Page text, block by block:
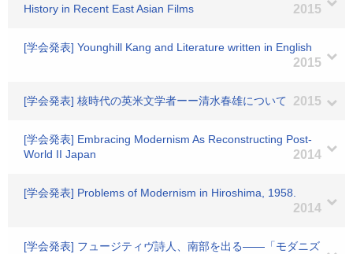
History in Recent East Asian Films 2015
[学会発表] Younghill Kang and Literature written in English
2015
[学会発表] 核時代の英米文学者ーー清水春雄について 2015
[学会発表] Embracing Modernism As Reconstructing Post-
World II Japan
2014
[学会発表] Problems of Modernism in Hiroshima, 1958.
2014
[学会発表] フュージティヴ詩人、南部を出る――「モダニズ